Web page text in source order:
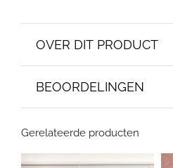
OVER DIT PRODUCT
BEOORDELINGEN
Gerelateerde producten